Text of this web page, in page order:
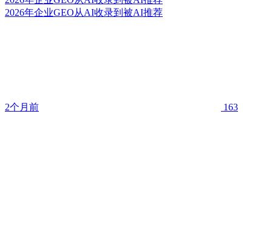
2026年企业GEO从AI收录到被AI推荐
2个月前 163